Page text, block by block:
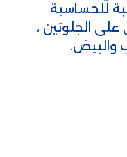
للحساسية
الجلوتين ،
والبيض.